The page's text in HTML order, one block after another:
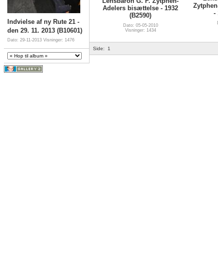
Indvielse af ny Rute 21 -
den 29. 11. 2013 (B10601)
Dato: 29-11-2013 Visninger: 1476
Adelers bisættelse - 1932
(B2590)
Dato: 05-05-2010
Visninger: 1434
-
Side: 1